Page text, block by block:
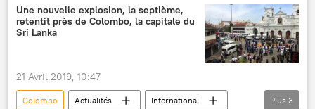
Explosions dans des hôtels et églises au Sri Lanka
Une nouvelle explosion, la septième,
retentit près de Colombo, la capitale du
Sri Lanka
21 Avril 2019, 10:47
Colombo Actualités
International
Plus 3